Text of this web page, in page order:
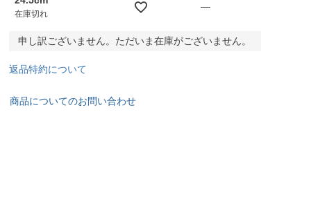
在庫切れ
—
申し訳ございません。ただいま在庫がございません。
返品特約について
商品についてのお問い合わせ